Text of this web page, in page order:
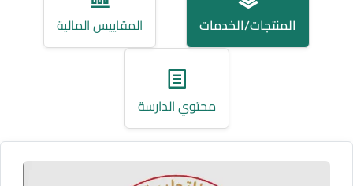
المنتجات/الخدمات المقاييس المالية
محتوي الدارسة